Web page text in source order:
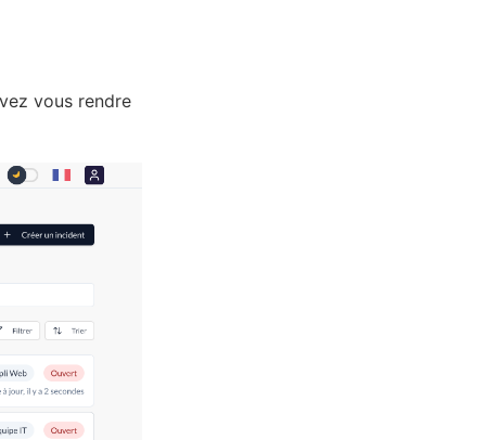
vous rendre